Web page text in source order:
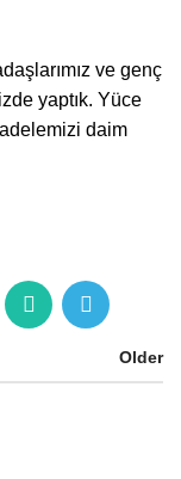
ve genç
yaptık. Yüce
daim
Older